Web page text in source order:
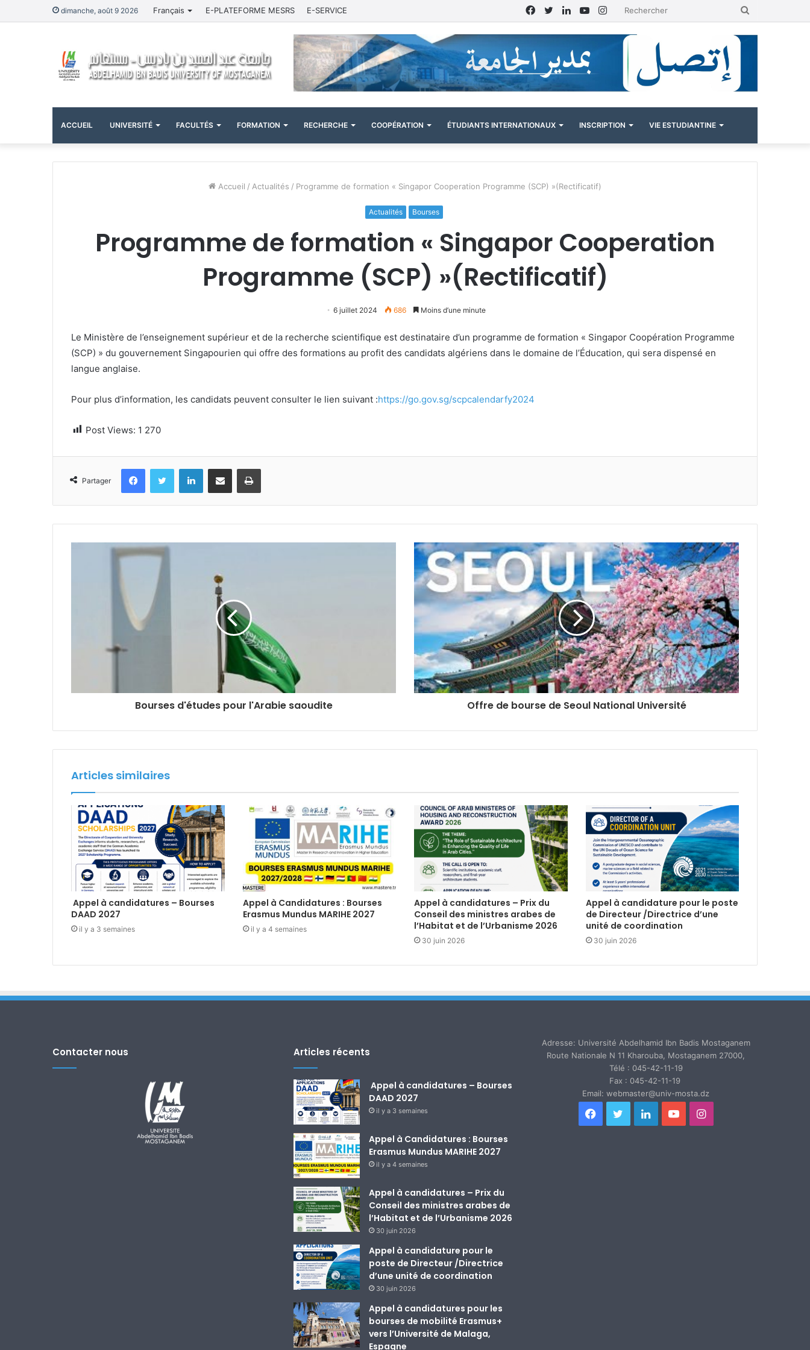
dimanche, août 9 2026 Français E-PLATEFORME MESRS E-SERVICE Instagram
YouTube
Linkedin
Twitter
Facebook
ACCUEIL UNIVERSITÉ FACULTÉS FORMATION RECHERCHE COOPÉRATION ÉTUDIANTS INTERNATIONAUX INSCRIPTION VIE ESTUDIANTINE
Accueil / Actualités / Programme de formation « Singapor Cooperation Programme (SCP) »(Rectificatif)
Actualités Bourses
Programme de formation « Singapor Cooperation
Programme (SCP) »(Rectificatif)
6 juillet 2024 686 Moins d’une minute
Le Ministère de l’enseignement supérieur et de la recherche scientifique est destinataire d’un programme de formation « Singapor Coopération Programme
(SCP) » du gouvernement Singapourien qui offre des formations au profit des candidats algériens dans le domaine de l’Éducation, qui sera dispensé en
langue anglaise.
Pour plus d’information, les candidats peuvent consulter le lien suivant :https://go.gov.sg/scpcalendarfy2024
Post Views: 1 270
Partager
FacebookTwitter LinkedinPartager par email Imprimer
Bourses d'études pour l'Arabie saoudite Offre de bourse de Seoul National Université
Articles similaires
Appel à candidatures – Bourses
DAAD 2027
il y a 3 semaines
Appel à Candidatures : Bourses
Erasmus Mundus MARIHE 2027
il y a 4 semaines
Appel à candidatures – Prix du
Conseil des ministres arabes de
l’Habitat et de l’Urbanisme 2026
30 juin 2026
Appel à candidature pour le poste
de Directeur /Directrice d’une
unité de coordination
30 juin 2026
Contacter nous Articles récents
Appel à candidatures – Bourses
DAAD 2027
il y a 3 semaines
Appel à Candidatures : Bourses
Erasmus Mundus MARIHE 2027
il y a 4 semaines
Appel à candidatures – Prix du
Conseil des ministres arabes de
l’Habitat et de l’Urbanisme 2026
30 juin 2026
Appel à candidature pour le
poste de Directeur /Directrice
d’une unité de coordination
30 juin 2026
Appel à candidatures pour les
bourses de mobilité Erasmus+
vers l’Université de Malaga,
Espagne
Adresse: Université Abdelhamid Ibn Badis Mostaganem
Route Nationale N 11 Kharouba, Mostaganem 27000,
Télé : 045-42-11-19
Fax : 045-42-11-19
Email: webmaster@univ-mosta.dz
Facebook
TwitterLinkedinYouTubeInstagram